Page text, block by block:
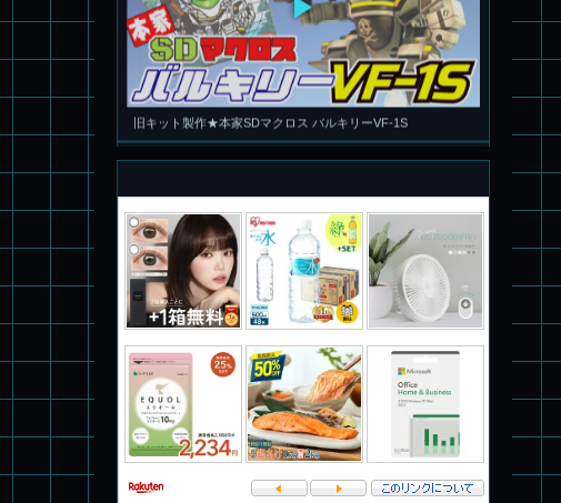
旧キット製作★本家SDマクロス バルキリーVF-1S
パチ組塗装★PLAMAX 1/72 バトロイド・バルキリー VF-1S ロ
イ・フォッカー スペシャル